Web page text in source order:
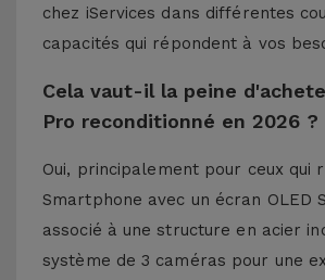
chez iServices dans différentes
capacités qui répondent à vos
Cela vaut-il la peine
Pro reconditionné en 2026 ?
Oui, principalement pour ceux qui
Smartphone avec un écran OLED
associé à une structure en acier
système de 3 caméras pour une